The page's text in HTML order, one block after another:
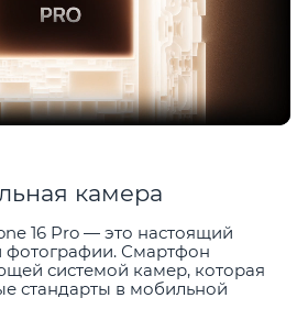
камера
16 Pro — это настоящий
Смартфон
системой камер, которая
стандарты в мобильной